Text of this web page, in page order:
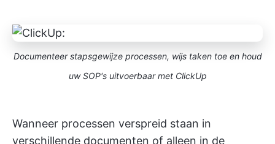
Documenteer stapsgewijze processen, wijs taken toe en houd
uw SOP's uitvoerbaar met ClickUp
Wanneer processen verspreid staan in
verschillende documenten of alleen in de